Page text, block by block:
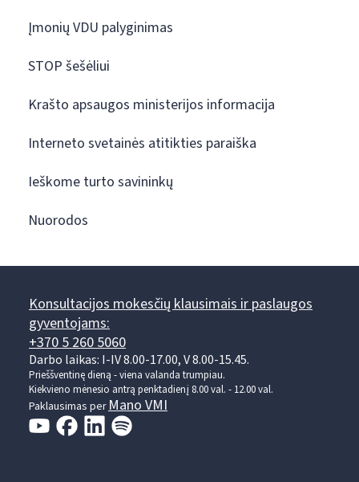
Įmonių VDU palyginimas
STOP šešėliui
Krašto apsaugos ministerijos informacija
Interneto svetainės atitikties paraiška
Ieškome turto savininkų
Nuorodos
Konsultacijos mokesčių klausimais ir paslaugos
gyventojams:
+370 5 260 5060
Darbo laikas: I-IV 8.00-17.00, V 8.00-15.45.
Prieššventinę dieną - viena valanda trumpiau.
Kiekvieno mėnesio antrą penktadienį 8.00 val. - 12.00 val.
Paklausimas per Mano VMI